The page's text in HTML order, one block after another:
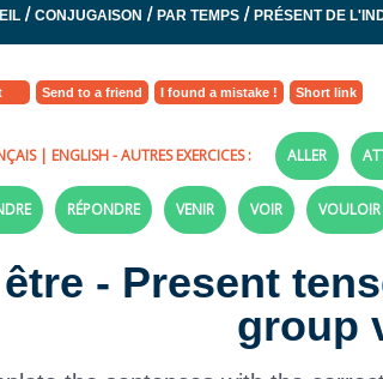
/CONJUGAISON /PAR TEMPS /PRÉSENT DE
Send to a friend I found a mistake ! Short link
| ENGLISH- AUTRES EXERCICES : ALLER
RÉPONDRE VENIR VOIR VOULOIR
être - Present
group